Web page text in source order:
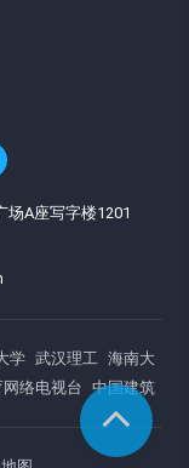
场A座写字楼1201
学 武汉理工 海南大
络电视台 中国建筑